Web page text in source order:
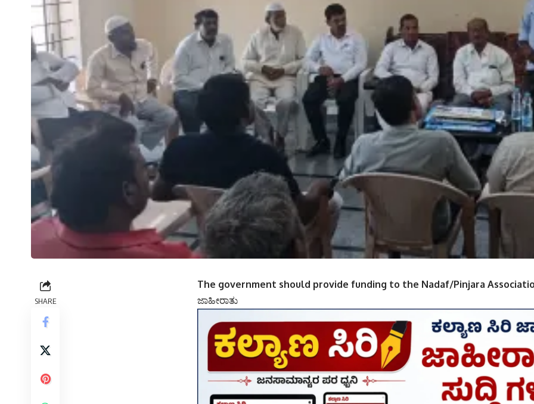
SHARE
The government should provide funding to the Nadaf/Pinjara
ಜಾಹೀರಾತು